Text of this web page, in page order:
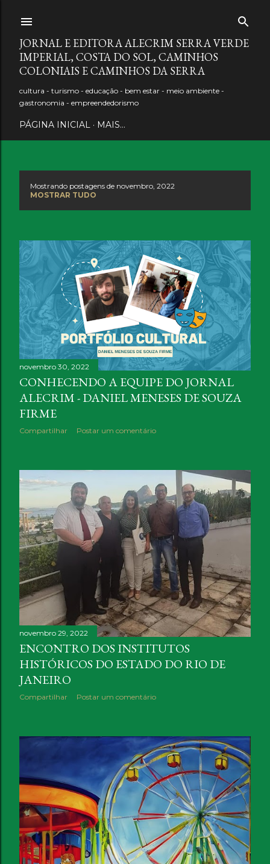
JORNAL E EDITORA ALECRIM SERRA VERDE
IMPERIAL, COSTA DO SOL, CAMINHOS
COLONIAIS E CAMINHOS DA SERRA
cultura - turismo - educação - bem estar - meio ambiente -
gastronomia - empreendedorismo
PÁGINA INICIAL MAIS…
s
t
a
g
e
n
s
Mostrando postagens de novembro, 2022
MOSTRAR TUDO
novembro 30, 2022
CONHECENDO A EQUIPE DO JORNAL
ALECRIM - DANIEL MENESES DE SOUZA
FIRME
Compartilhar Postar um comentário
novembro 29, 2022
ENCONTRO DOS INSTITUTOS
HISTÓRICOS DO ESTADO DO RIO DE
JANEIRO
Compartilhar Postar um comentário